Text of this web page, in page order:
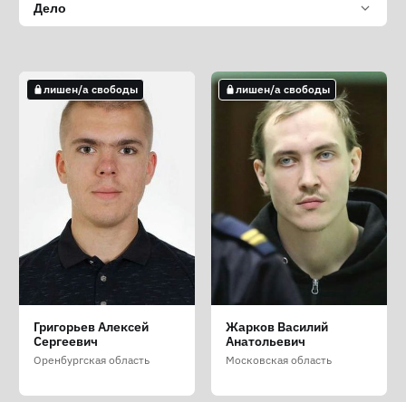
Дело
лишен/а свободы
Григорьев Алексей
Сергеевич
Оренбургская область
лишен/а свободы
Жарков Василий
Анатольевич
Московская область